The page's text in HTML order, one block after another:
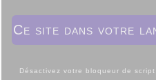
Ce site dans votre
Désactivez votre bloqueur de